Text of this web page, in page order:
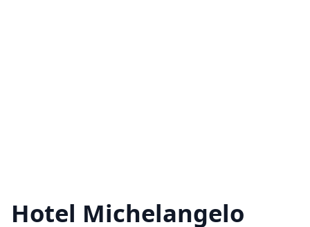
Hotel Michelangelo